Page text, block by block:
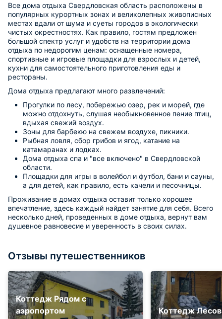
Все дома отдыха Свердловская область расположены в
популярных курортных зонах и великолепных живописных
местах вдали от шума и суеты городов в экологически
чистых окрестностях. Как правило, гостям предложен
большой спектр услуг и удобств на территории дома
отдыха по недорогим ценам: оснащенные номера,
спортивные и игровые площадки для взрослых и детей,
кухни для самостоятельного приготовления еды и
рестораны.
Дома отдыха предлагают много развлечений:
Прогулки по лесу, побережью озер, рек и морей, где
можно отдохнуть, слушая необыкновенное пение птиц,
вдыхая свежий воздух.
Зоны для барбекю на свежем воздухе, пикники.
Рыбная ловля, сбор грибов и ягод, катание на
катамаранах и лодках.
Дома отдыха спа и "все включено" в Свердловской
области.
Площадки для игры в волейбол и футбол, бани и сауны,
а для детей, как правило, есть качели и песочницы.
Проживание в домах отдыха оставит только хорошее
впечатление, здесь каждый найдет занятие для себя. Всего
несколько дней, проведенных в доме отдыха, вернут вам
душевное равновесие и уверенность в своих силах.
Отзывы путешественников
Коттедж Рядом с
аэропортом
Коттедж